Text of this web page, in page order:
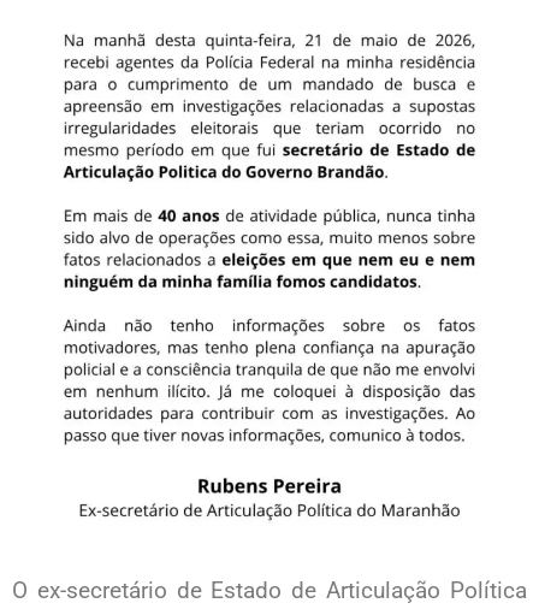
O ex-secretário de Estado de Articulação Política